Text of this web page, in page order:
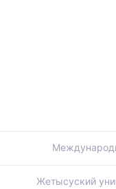
Жетысуский